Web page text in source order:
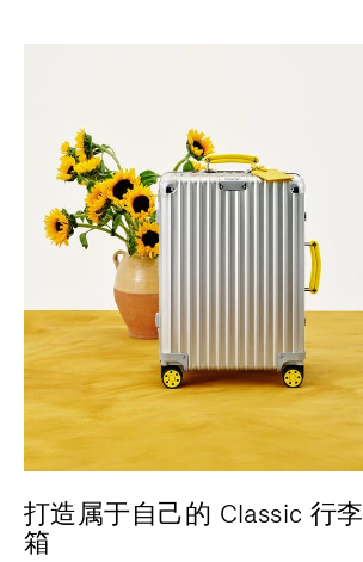
打造属于自己的 Classic 行李
箱